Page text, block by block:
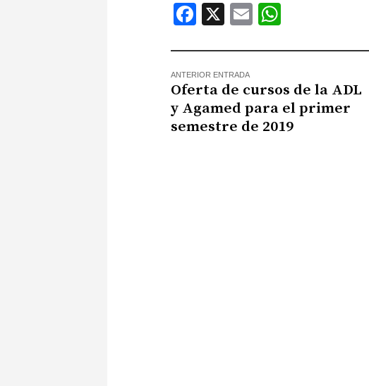
Facebook
X Email
ANTERIOR ENTRADA
Oferta de cursos de la ADL
y Agamed para el primer
semestre de 2019